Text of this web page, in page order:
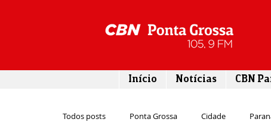
Início Notícias CBN
Todos posts Ponta Grossa Cidade